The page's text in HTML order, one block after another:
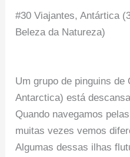
#30 Viajantes, Antártica
Beleza da Natureza)
Um grupo de pinguins
Antarctica) está
Quando navegamos
muitas vezes vemos
Algumas dessas ilhas